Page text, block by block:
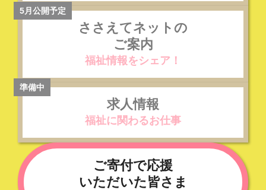
ささえてネットの
ご案内
福祉情報をシェア！
求人情報
福祉に関わるお仕事
ご寄付で応援
いただいた皆さま